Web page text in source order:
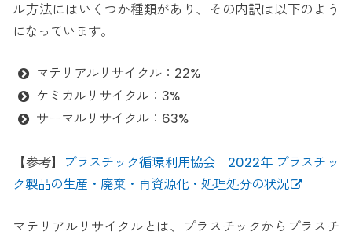
ル方法にはいくつか種類があり、その内訳は以下のよう
になっています。
マテリアルリサイクル：22%
ケミカルリサイクル：3%
サーマルリサイクル：63%
【参考】
プラスチック循環利用協会 2022年 プラスチッ
ク製品の生産・廃棄・再資源化・処理処分の状況
マテリアルリサイクルとは、プラスチックからプラスチ